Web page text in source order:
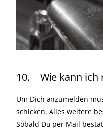
10. Wie kann ich
Um Dich anzumelden
schicken. Alles weitere
Sobald Du per Mail